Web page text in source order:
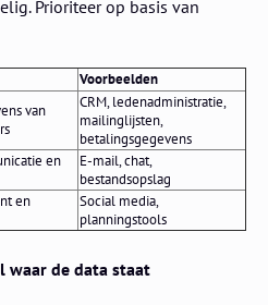
Prioriteer op basis van
Voorbeelden
van
CRM, ledenadministratie,
mailinglijsten,
betalingsgegevens
en
E-mail, chat,
bestandsopslag
en
Social media,
planningstools
waar de data staat